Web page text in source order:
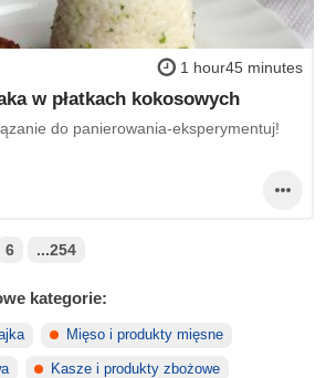
1 hour45 minutes
w płatkach kokosowych
do panierowania-eksperymentuj!
6 ...254
kategorie:
Mięso i produkty mięsne
Kasze i produkty zbożowe